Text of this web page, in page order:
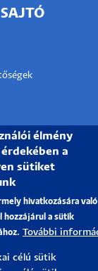
H-7622 Pécs,
Tel.:
Rektori Kabinet: +36
élmény
a
sütiket
hivatkozására való
hozzájárul a sütik
További
célú sütik